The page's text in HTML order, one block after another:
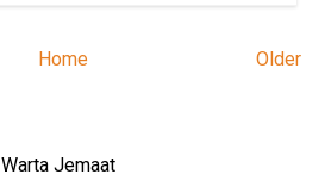
Older
Home
Warta Jemaat